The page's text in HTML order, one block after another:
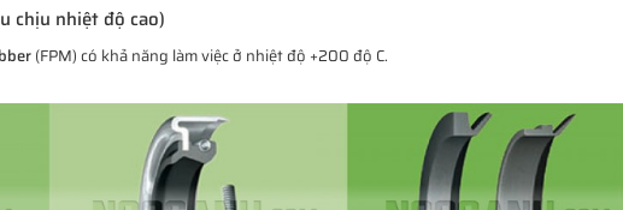
chịu nhiệt độ cao)
(FPM) có khả năng làm việc ở nhiệt độ +200 độ C.